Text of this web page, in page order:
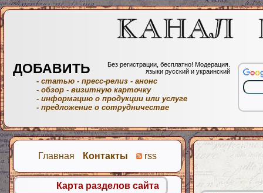
Главная Контакты rss
Карта разделов сайта
ДОБАВИТЬ
Без регистрации, бесплатно! Модерация.
языки русский и украинский
- статью - пресс-релиз - анонс
- обзор - визитную карточку
- информацию о продукции или услуге
- предложение о сотрудничестве